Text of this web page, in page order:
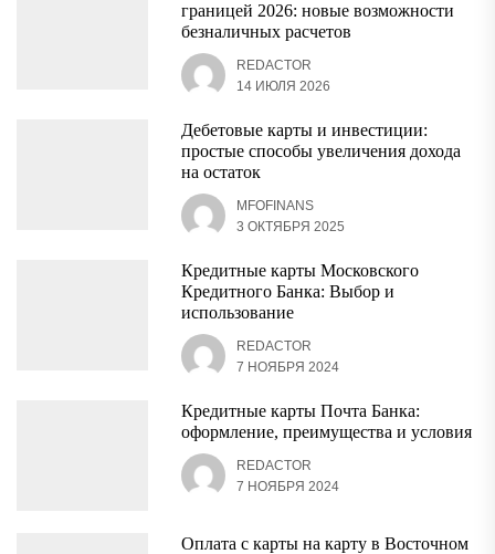
границей 2026: новые возможности
безналичных расчетов
REDACTOR
14 ИЮЛЯ 2026
Дебетовые карты и инвестиции:
простые способы увеличения дохода
на остаток
MFOFINANS
3 ОКТЯБРЯ 2025
Кредитные карты Московского
Кредитного Банка: Выбор и
использование
REDACTOR
7 НОЯБРЯ 2024
Кредитные карты Почта Банка:
оформление, преимущества и условия
REDACTOR
7 НОЯБРЯ 2024
Оплата с карты на карту в Восточном